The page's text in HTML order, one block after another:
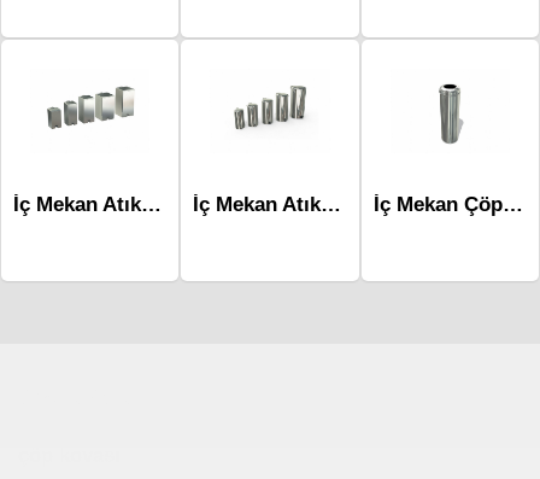
İç Mekan Atık Ünitesi-Mlk-230 Kare 10L İç Mekan Atık Ünitesi-Mlk-230 Yuvarlak 30L İç Mekan Çöp Kovaları-Mlk-227a